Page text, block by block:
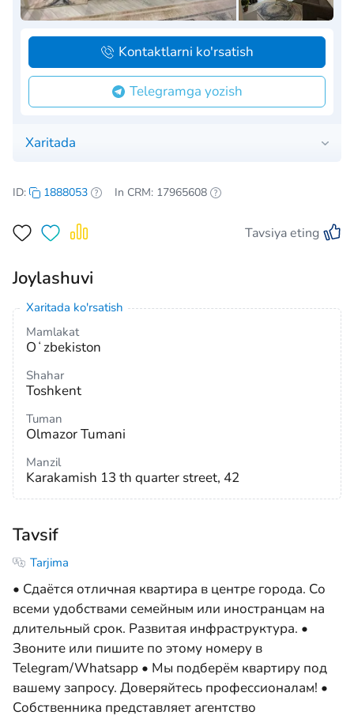
Xaritada
Telegramga yozish
Kontaktlarni ko'rsatish
ID: 1888053 In CRM: 17965608
Tavsiya eting
Joylashuvi
Xaritada ko'rsatish
Mamlakat
Oʻzbekiston
Shahar
Toshkent
Tuman
Olmazor Tumani
Manzil
Karakamish 13 th quarter street, 42
Tavsif
Tarjima
• Сдаётся отличная квартира в центре города. Со
всеми удобствами семейным или иностранцам на
длительный срок. Развитая инфраструктура. •
Звоните или пишите по этому номеру в
Telegram/Whatsapp • Мы подберём квартиру под
вашему запросу. Доверяйтесь профессионалам! •
Собственника представляет агентство